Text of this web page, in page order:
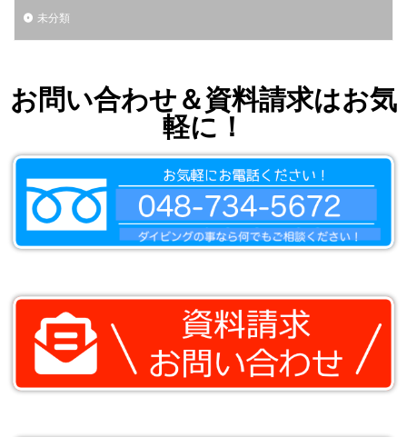
未分類
お問い合わせ＆資料請求はお気
軽に！